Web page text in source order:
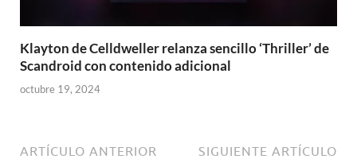
Klayton de Celldweller relanza sencillo ‘Thriller’ de
Scandroid con contenido adicional
octubre 19, 2024
ARTÍCULO ANTERIOR SIGUIENTE ARTÍCULO